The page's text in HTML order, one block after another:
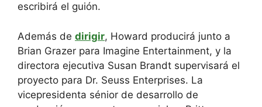
escribirá el guión.
Además de dirigir, Howard producirá junto a
Brian Grazer para Imagine Entertainment, y la
directora ejecutiva Susan Brandt supervisará el
proyecto para Dr. Seuss Enterprises. La
vicepresidenta sénior de desarrollo de